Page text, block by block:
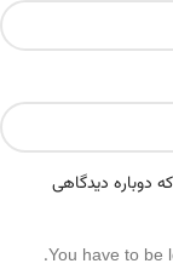
دوباره دیدگاهی
You have to be